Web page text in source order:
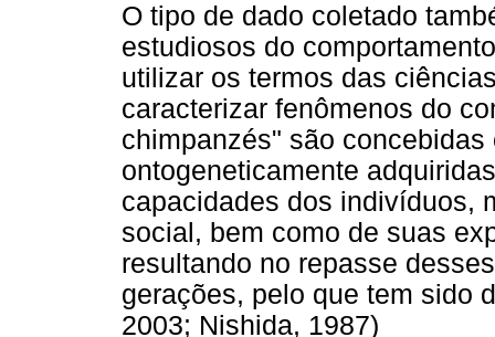
O tipo de dado coletado
estudiosos do
utilizar os termos das
caracterizar fenômenos do
chimpanzés" são
ontogeneticamente
capacidades dos indivíduos,
social, bem como de suas
resultando no repasse
gerações, pelo que tem sido
2003; Nishida, 1987)